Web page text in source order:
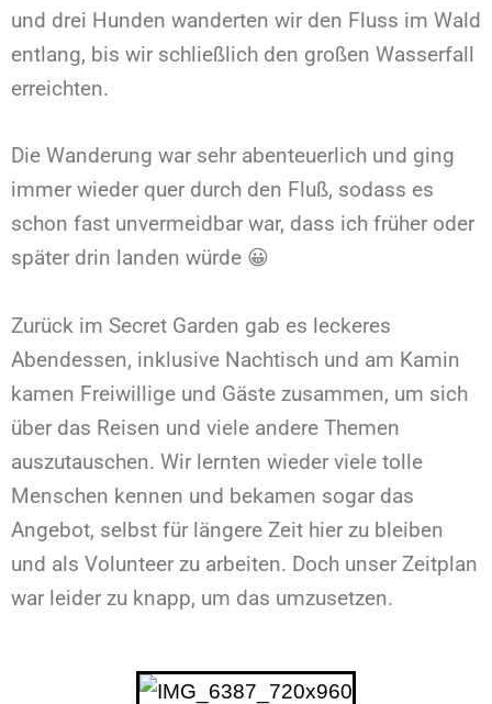
und drei Hunden wanderten wir den Fluss im Wald
entlang, bis wir schließlich den großen Wasserfall
erreichten.
Die Wanderung war sehr abenteuerlich und ging
immer wieder quer durch den Fluß, sodass es
schon fast unvermeidbar war, dass ich früher oder
später drin landen würde 😀
Zurück im Secret Garden gab es leckeres
Abendessen, inklusive Nachtisch und am Kamin
kamen Freiwillige und Gäste zusammen, um sich
über das Reisen und viele andere Themen
auszutauschen. Wir lernten wieder viele tolle
Menschen kennen und bekamen sogar das
Angebot, selbst für längere Zeit hier zu bleiben
und als Volunteer zu arbeiten. Doch unser Zeitplan
war leider zu knapp, um das umzusetzen.